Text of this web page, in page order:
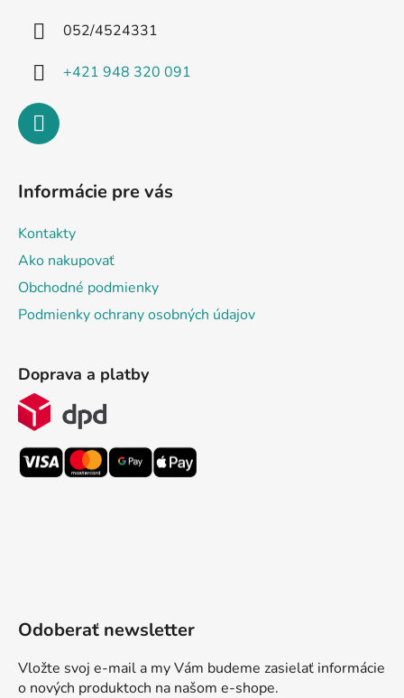
052/4524331
+421 948 320 091
Informácie pre vás
Kontakty
Ako nakupovať
Obchodné podmienky
Podmienky ochrany osobných údajov
Doprava a platby
Odoberať newsletter
Vložte svoj e-mail a my Vám budeme zasielať informácie
o nových produktoch na našom e-shope.